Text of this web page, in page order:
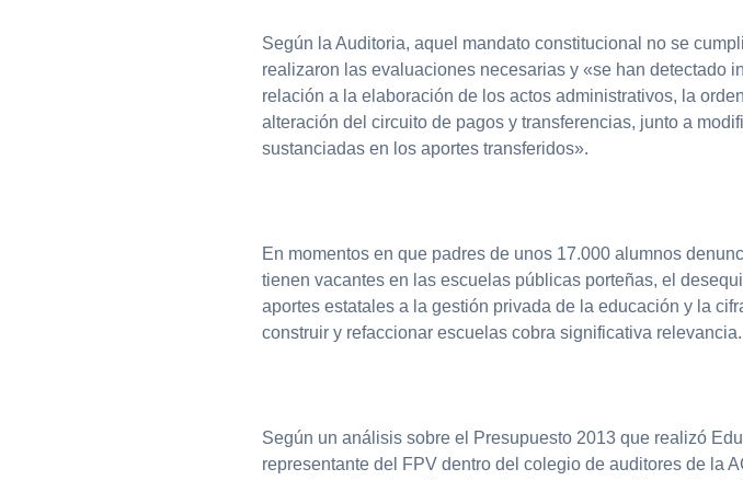
Según la Auditoria, aquel mandato constitucional no se
realizaron las evaluaciones necesarias y «se han detectado
relación a la elaboración de los actos administrativos, la
alteración del circuito de pagos y transferencias, junto a
sustanciadas en los aportes transferidos».
En momentos en que padres de unos 17.000 alumnos
tienen vacantes en las escuelas públicas porteñas, el
aportes estatales a la gestión privada de la educación y la
construir y refaccionar escuelas cobra significativa relevancia.
Según un análisis sobre el Presupuesto 2013 que realizó
representante del FPV dentro del colegio de auditores de la